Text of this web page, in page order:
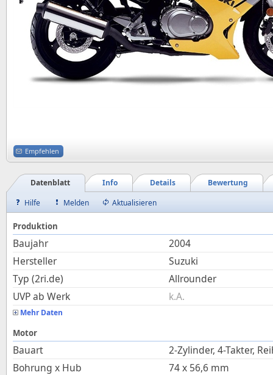
Empfehlen
Bewertung
Details
Info
Datenblatt
Hilfe
Melden Aktualisieren
Produktion
Baujahr
2004
Hersteller
Suzuki
Typ (2ri.de)
Allrounder
UVP ab Werk
k.A.
Mehr Daten
Motor
Bauart
2-Zylinder, 4-Takter,
Bohrung x Hub
74x 56,6 mm